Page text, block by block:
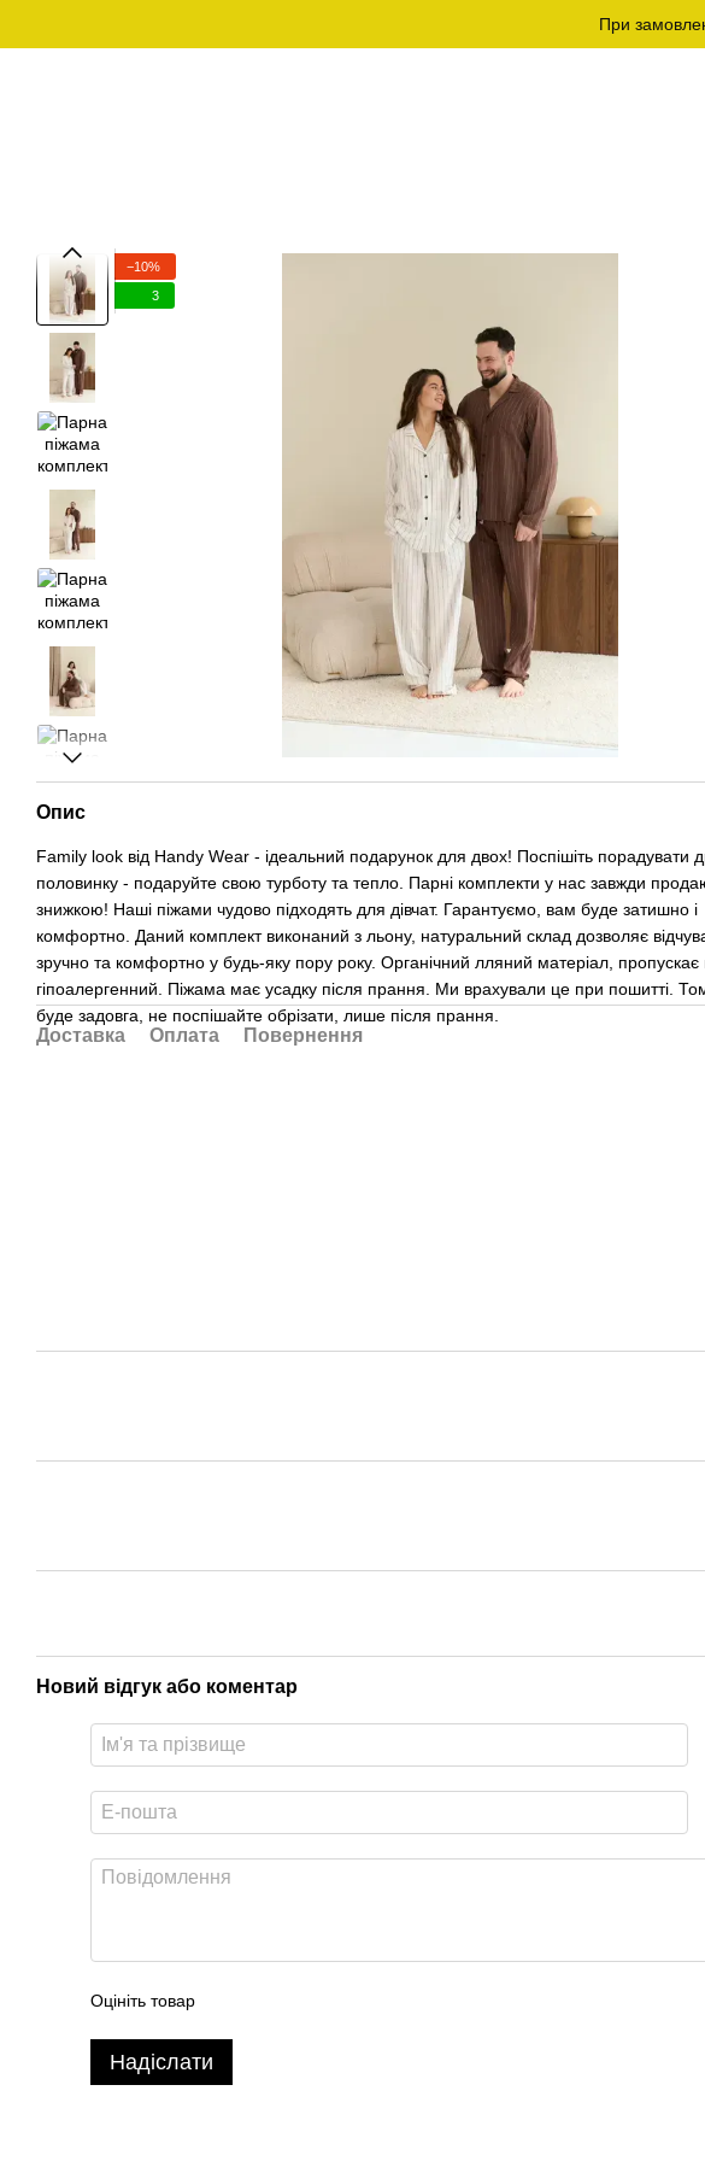
При
−10%
3
Опис
Family look від Handy Wear - ідеальний подарунок для двох! Поспішіть порадувати
половинку - подаруйте свою турботу та тепло. Парні комплекти у нас завжди
знижкою! Наші піжами чудово підходять для дівчат. Гарантуємо, вам буде затишно і
комфортно. Даний комплект виконаний з льону, натуральний склад дозволяє
зручно та комфортно у будь-яку пору року. Органічний лляний матеріал, пропускає
гіпоалергенний. Піжама має усадку після прання. Ми врахували це при пошитті.
буде задовга, не поспішайте обрізати, лише після прання.
Доставка Оплата Повернення
Новий відгук або коментар
Оцініть товар
Надіслати